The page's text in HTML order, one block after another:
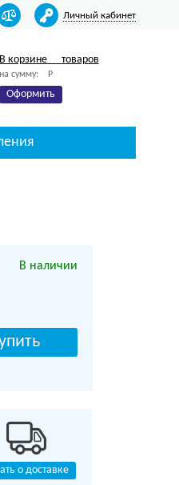
Личный кабинет
В корзине товаров
на сумму: Р
Оформить
В наличии
о доставке